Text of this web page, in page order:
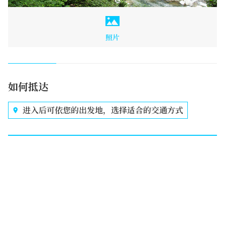
照片
如何抵达
进入后可依您的出发地，选择适合的交通方式